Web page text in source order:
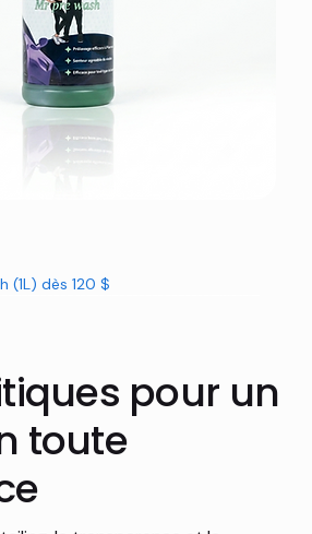
(1L) dès 120 $
pour un
toute